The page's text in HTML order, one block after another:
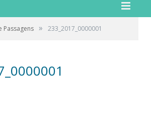
Passagens » 233_2017_0000001